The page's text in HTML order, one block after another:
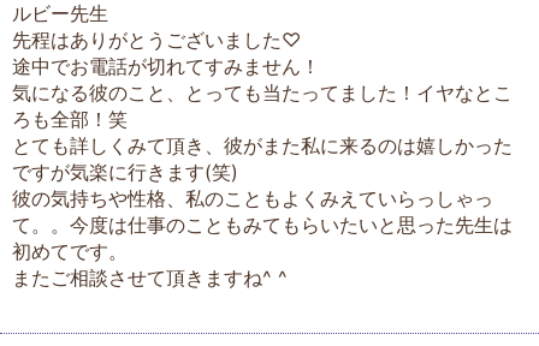
ルビー先生
先程はありがとうございました♡
途中でお電話が切れてすみません！
気になる彼のこと、とっても当たってました！イヤなとこ
ろも全部！笑
とても詳しくみて頂き、彼がまた私に来るのは嬉しかった
ですが気楽に行きます(笑)
彼の気持ちや性格、私のこともよくみえていらっしゃっ
て。。今度は仕事のこともみてもらいたいと思った先生は
初めてです。
またご相談させて頂きますね^ ^